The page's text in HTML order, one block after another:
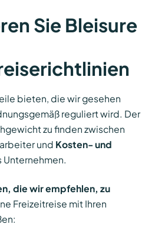
Sie Bleisure
bieten, die wir gesehen
reguliert wird. Der
zu finden zwischen
und Kosten- und
Unternehmen.
die wir empfehlen, zu
Freizeitreise mit Ihren